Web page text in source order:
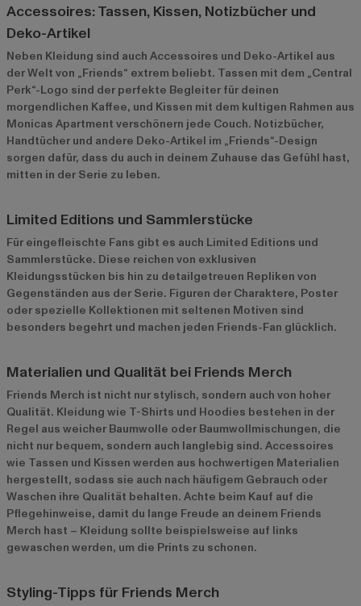
Accessoires: Tassen, Kissen, Notizbücher und
Deko-Artikel
Neben Kleidung sind auch Accessoires und Deko-Artikel aus
der Welt von „Friends“ extrem beliebt. Tassen mit dem „Central
Perk“-Logo sind der perfekte Begleiter für deinen
morgendlichen Kaffee, und Kissen mit dem kultigen Rahmen aus
Monicas Apartment verschönern jede Couch. Notizbücher,
Handtücher und andere Deko-Artikel im „Friends“-Design
sorgen dafür, dass du auch in deinem Zuhause das Gefühl hast,
mitten in der Serie zu leben.
Limited Editions und Sammlerstücke
Für eingefleischte Fans gibt es auch Limited Editions und
Sammlerstücke. Diese reichen von exklusiven
Kleidungsstücken bis hin zu detailgetreuen Repliken von
Gegenständen aus der Serie. Figuren der Charaktere, Poster
oder spezielle Kollektionen mit seltenen Motiven sind
besonders begehrt und machen jeden Friends-Fan glücklich.
Materialien und Qualität bei Friends Merch
Friends Merch ist nicht nur stylisch, sondern auch von hoher
Qualität. Kleidung wie T-Shirts und Hoodies bestehen in der
Regel aus weicher Baumwolle oder Baumwollmischungen, die
nicht nur bequem, sondern auch langlebig sind. Accessoires
wie Tassen und Kissen werden aus hochwertigen Materialien
hergestellt, sodass sie auch nach häufigem Gebrauch oder
Waschen ihre Qualität behalten. Achte beim Kauf auf die
Pflegehinweise, damit du lange Freude an deinem Friends
Merch hast – Kleidung sollte beispielsweise auf links
gewaschen werden, um die Prints zu schonen.
Styling-Tipps für Friends Merch